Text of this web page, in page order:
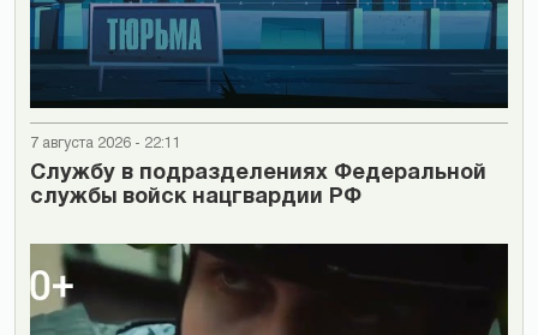
7 августа 2026 - 22:11
Cлужбу в подразделениях Федеральной
службы войск нацгвардии РФ